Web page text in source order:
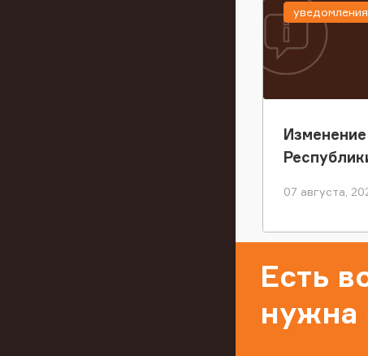
07 августа,
уведомления
Есть
нужна